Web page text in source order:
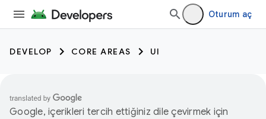
Oturum aç
DEVELOP CORE AREAS UI
Google, içerikleri tercih ettiğiniz dile çevirmek için